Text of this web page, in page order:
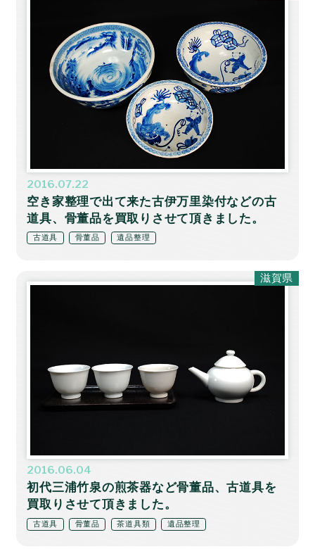
2016.07.22
空き家整理で出て来た古伊万里染付などの古
道具、骨董品を買取りさせて頂きました。
古道具 骨董品 遺品整理
2016.06.04
初代三浦竹泉の煎茶器など骨董品、古道具を
買取りさせて頂きました。
古道具 骨董品 茶道具類 遺品整理
滋賀県